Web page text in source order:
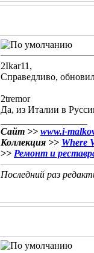
2Ikar11,
Справедливо,
2tremor
Да, из Италии в
Сайт >> www.i-
Коллекция >> Where
>> Ремонт и
Последний раз